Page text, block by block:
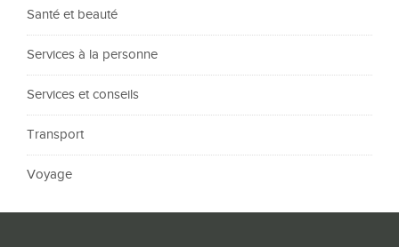
Santé et beauté
Services à la personne
Services et conseils
Transport
Voyage